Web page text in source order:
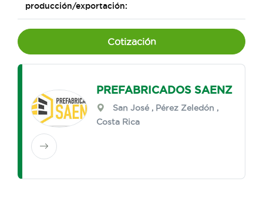
producción/exportación:
Cotización
PREFABRICADOS SAENZ
San José , Pérez Zeledón ,
Costa Rica